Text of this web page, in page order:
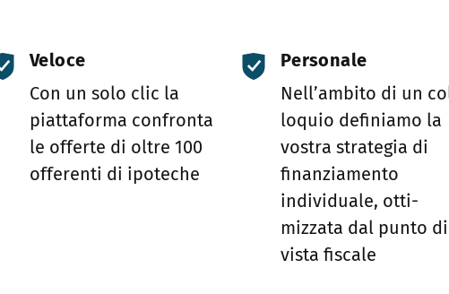
Veloce
Con un solo clic la
piattaforma confronta
le offerte di oltre 100
offerenti di ipoteche
Personale
Nell’ambito di un
loquio definiamo la
vo­stra strategia di
finanzia­mento
individuale, otti­
mizzata dal punto di
vista fiscale